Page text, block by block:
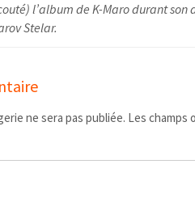
l’album de K-Maro durant son
Stelar.
ne sera pas publiée. Les champs